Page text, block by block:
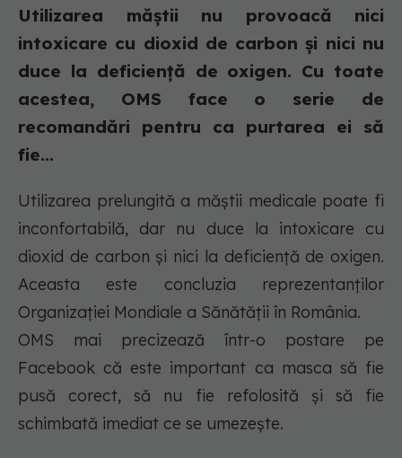
Utilizarea măștii nu provoacă nici
intoxicare cu dioxid de carbon și nici nu
duce la deficiență de oxigen. Cu toate
acestea, OMS face o serie de
recomandări pentru ca purtarea ei să
fie...
Utilizarea prelungită a măștii medicale poate fi
inconfortabilă, dar nu duce la intoxicare cu
dioxid de carbon și nici la deficiență de oxigen.
Aceasta este concluzia reprezentanților
Organizației Mondiale a Sănătății în România.
OMS mai precizează într-o postare pe
Facebook că este important ca masca să fie
pusă corect, să nu fie refolosită și să fie
schimbată imediat ce se umezește.